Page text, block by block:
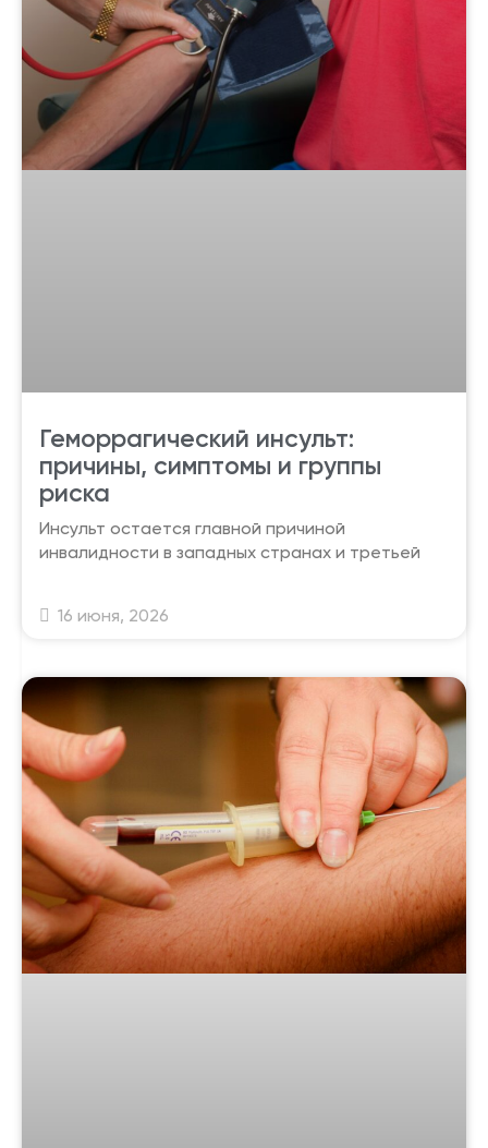
Геморрагический инсульт:
причины, симптомы и группы
риска
Инсульт остается главной причиной
инвалидности в западных странах и третьей
16 июня, 2026